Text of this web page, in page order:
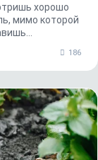
хорошо
мимо которой
186